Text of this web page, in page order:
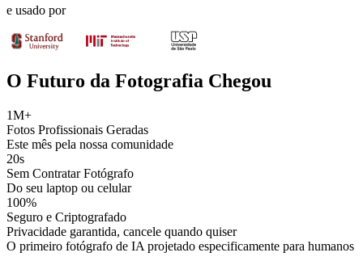
e usado por
O Futuro da Fotografia Chegou
1M+
Fotos Profissionais Geradas
Este mês pela nossa comunidade
20s
Sem Contratar Fotógrafo
Do seu laptop ou celular
100%
Seguro e Criptografado
Privacidade garantida, cancele quando quiser
O primeiro fotógrafo de IA projetado especificamente para humanos